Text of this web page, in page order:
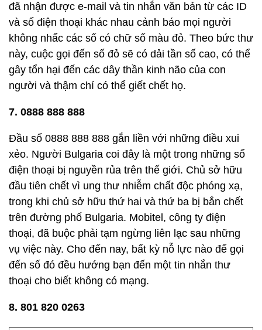
đã nhận được e-mail và tin nhắn văn bản từ các ID
và số điện thoại khác nhau cảnh báo mọi người
không nhấc các số có chữ số màu đỏ. Theo bức thư
này, cuộc gọi đến số đỏ sẽ có dải tần số cao, có thể
gây tổn hại đến các dây thần kinh não của con
người và thậm chí có thể giết chết họ.
7. 0888 888 888
Đầu số 0888 888 888 gắn liền với những điều xui
xẻo. Người Bulgaria coi đây là một trong những số
điện thoại bị nguyền rủa trên thế giới. Chủ sở hữu
đầu tiên chết vì ung thư nhiễm chất độc phóng xạ,
trong khi chủ sở hữu thứ hai và thứ ba bị bắn chết
trên đường phố Bulgaria. Mobitel, công ty điện
thoại, đã buộc phải tạm ngừng liên lạc sau những
vụ việc này. Cho đến nay, bất kỳ nỗ lực nào để gọi
đến số đó đều hướng bạn đến một tin nhắn thư
thoại cho biết không có mạng.
8. 801 820 0263